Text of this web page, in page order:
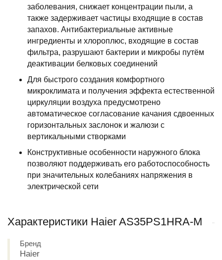
заболевания, снижает концентрации пыли, а
также задерживает частицы входящие в состав
запахов. Антибактериальные активные
ингредиенты и хлороплюс, входящие в состав
фильтра, разрушают бактерии и микробы путём
деактивации белковых соединений
Для быстрого создания комфортного
микроклимата и получения эффекта естественной
циркуляции воздуха предусмотрено
автоматическое согласование качания сдвоенных
горизонтальных заслонок и жалюзи с
вертикальными створками
Конструктивные особенности наружного блока
позволяют поддерживать его работоспособность
при значительных колебаниях напряжения в
электрической сети
Характеристики Haier AS35PS1HRA-M
Бренд
Haier